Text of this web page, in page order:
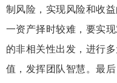
制风险，实现风险和收
一资产择时较难，要实
的非相关性出发，进行
值，发挥团队智慧。最